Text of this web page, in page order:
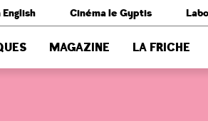
Cinéma le Gyptis
MAGAZINE LA FRICHE